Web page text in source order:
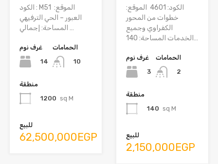
الكود : M51 الموقع:
العبور – الحي الترفيهي
المساحة: إجمالي…
غرف نوم
14
الحمامات
10
منطقة
1200 sq M
للبيع
62,500,000EGP
الكود: 4601 الموقع:
خطوات من المحور
الكفراوي وجميع
الخدمات المساحة: 140…
غرف نوم
3
الحمامات
2
منطقة
140 sq M
للبيع
2,150,000EGP